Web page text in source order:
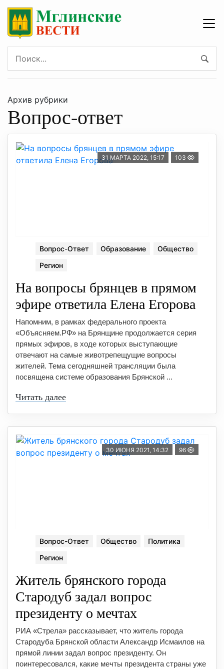
Архив рубрики
Вопрос-ответ
31 МАРТА 2022, 15:17 103
Вопрос-Ответ Образование
Общество
Регион
На вопросы брянцев в прямом
эфире ответила Елена Егорова
Напомним, в рамках федерального проекта
«Объясняем.РФ» на Брянщине продолжается серия
прямых эфиров, в ходе которых выступающие
отвечают на самые животрепещущие вопросы
жителей. Тема сегодняшней трансляции была
посвящена системе образования Брянской ...
Читать далее
30 ИЮНЯ 2021, 14:32 96
Вопрос-Ответ Общество
Политика
Регион
Житель брянского города
Стародуб задал вопрос
президенту о мечтах
РИА «Стрела» рассказывает, что житель города
Стародуба Брянской области Александр Исмаилов на
прямой линии задал вопрос президенту. Он
поинтересовался, какие мечты президента страны уже